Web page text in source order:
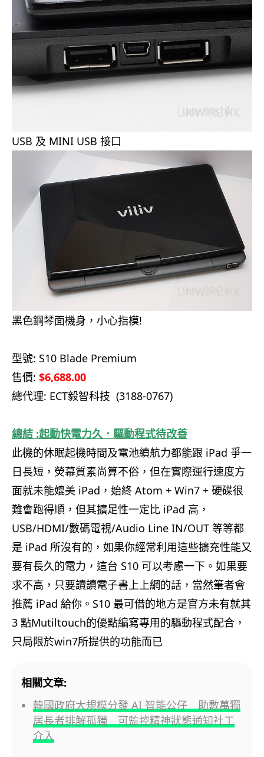
USB 及 MINI USB 接口
黑色鋼琴面機身，小心指模!
型號: S10 Blade Premium
售價: $6,688.00
總代理: ECT毅智科技 (3188-0767)
總結 :起動快電力久．驅動程式待改善
此機的休眠起機時間及電池續航力都能跟 iPad 爭一
日長短，熒幕質素尚算不俗，但在實際運行速度方
面就未能媲美 iPad，始終 Atom + Win7 + 硬碟很
難會跑得順，但其擴足性一定比 iPad 高，
USB/HDMI/數碼電視/Audio Line IN/OUT 等等都
是 iPad 所沒有的，如果你經常利用這些擴充性能又
要有長久的電力，這台 S10 可以考慮一下。如果要
求不高，只要讀讀電子書上上網的話，當然筆者會
推薦 iPad 給你。S10 最可借的地方是官方未有就其
3 點Mutiltouch的優點編寫專用的驅動程式配合，
只局限於win7所提供的功能而已
相關文章:
韓國政府大規模分發 AI 智能公仔 助數萬獨
居長者排解孤獨 可監控精神狀態通知社工
介入